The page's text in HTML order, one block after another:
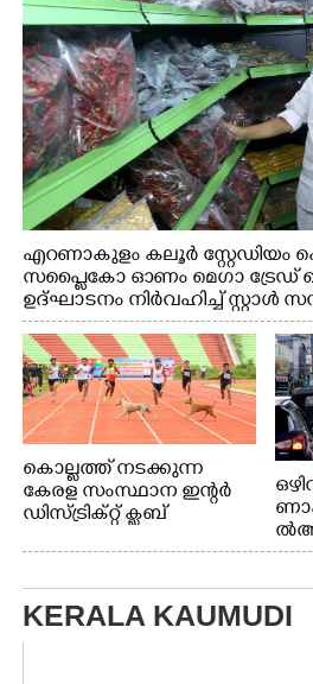
എറണാകുളം കലൂർ സ്റ്റേഡിയം
സപ്ളൈകോ ഓണം മെഗാ
ഉദ്ഘാടനം നിർവഹിച്ച് സ്റ്റാൾ
വി.ഡി. സതീശൻ. മന്ത്രി അനൂപ്
കൊല്ലത്ത് നടക്കുന്ന
കേരള സംസ്ഥാന ഇന്റർ
ഡിസ്ട്രിക്റ്റ് ക്ലബ്
ചാമ്പ്യൻഷിപ്പിൽ അണ്ടർ
20 ആൺകുട്ടികളുടെ 200
മീറ്റർ ഓട്ടം ഫൈനൽ
മത്സരത്തിനിടെ സിന്തറ്റിക്
ട്രാക്കിന് കുറുകെ ഓടുന്ന
ൽ
KERALA KAUMUDI